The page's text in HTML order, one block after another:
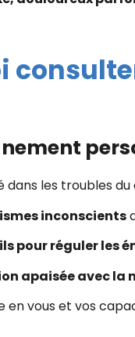
dans les troubles
inconscients
pour réguler les
apaisée avec la
en vous et vos